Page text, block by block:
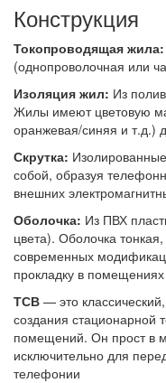
Конструкция
Токопроводящая жила:
(однопроволочная или
Изоляция жил: Из
Жилы имеют цветовую
оранжевая/синяя и т.д.)
Скрутка:
собой, образуя
внешних
Оболочка: Из ПВХ
цвета). Оболочка
современных
прокладку в помещениях
ТСВ — это
создания стационарной
помещений. Он прост в
исключительно для
телефонии